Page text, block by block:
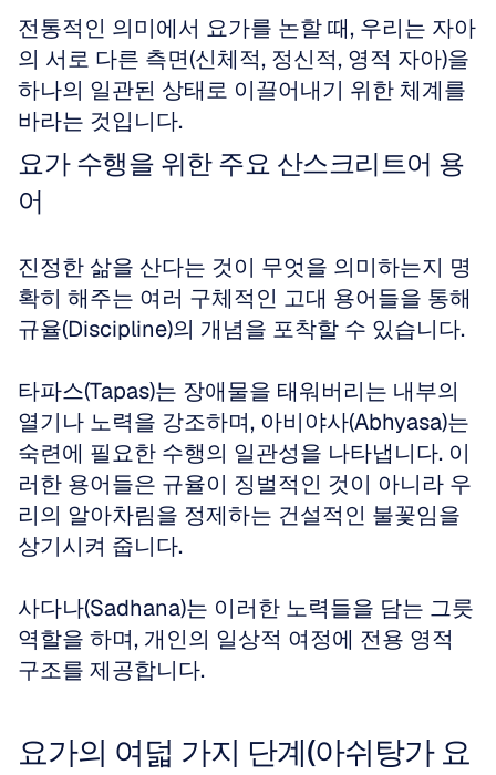
전통적인 의미에서 요가를 논할 때, 우리는 자아
의 서로 다른 측면(신체적, 정신적, 영적 자아)을
하나의 일관된 상태로 이끌어내기 위한 체계를
바라는 것입니다.
요가 수행을 위한 주요 산스크리트어 용
어
진정한 삶을 산다는 것이 무엇을 의미하는지 명
확히 해주는 여러 구체적인 고대 용어들을 통해
규율(Discipline)의 개념을 포착할 수 있습니다.
타파스(Tapas)는 장애물을 태워버리는 내부의
열기나 노력을 강조하며, 아비야사(Abhyasa)는
숙련에 필요한 수행의 일관성을 나타냅니다. 이
러한 용어들은 규율이 징벌적인 것이 아니라 우
리의 알아차림을 정제하는 건설적인 불꽃임을
상기시켜 줍니다.
사다나(Sadhana)는 이러한 노력들을 담는 그릇
역할을 하며, 개인의 일상적 여정에 전용 영적
구조를 제공합니다.
요가의 여덟 가지 단계(아쉬탕가 요